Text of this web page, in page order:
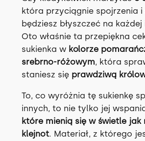
która przyciągnie spojrzenia i
będziesz błyszczeć na każdej
Oto właśnie ta przepiękna
sukienka w kolorze
srebrno-różowym, która
staniesz się prawdziwą
To, co wyróżnia tę sukienkę
innych, to nie tylko jej
które mienią się w świetle jak
klejnot. Materiał, z którego